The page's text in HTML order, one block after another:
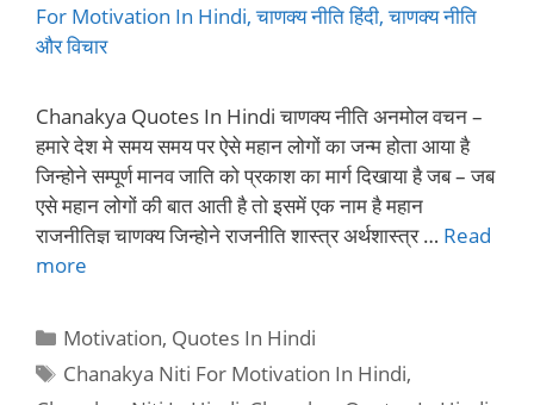
Chanakya Quotes In Hindi चाणक्य नीति अनमोल वचन –
हमारे देश मे समय समय पर ऐसे महान लोगों का जन्म होता आया है
जिन्होने सम्पूर्ण मानव जाति को प्रकाश का मार्ग दिखाया है जब – जब
एसे महान लोगों की बात आती है तो इसमें एक नाम है महान
राजनीतिज्ञ चाणक्य जिन्होने राजनीति शास्त्र अर्थशास्त्र … Read
more
Categories
Motivation, Quotes In Hindi
Tags
Chanakya Niti For Motivation In Hindi,